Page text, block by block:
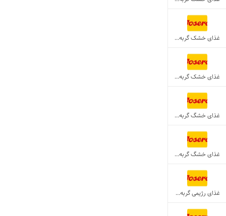
غذای خشک گربه عقیم
غذای خشک گربه کم تحرک
غذای خشگ گربه بالغ
غذای خشگ گربه بالغ بد اشتها
غذای رژیمی گربه مستعدچاقی